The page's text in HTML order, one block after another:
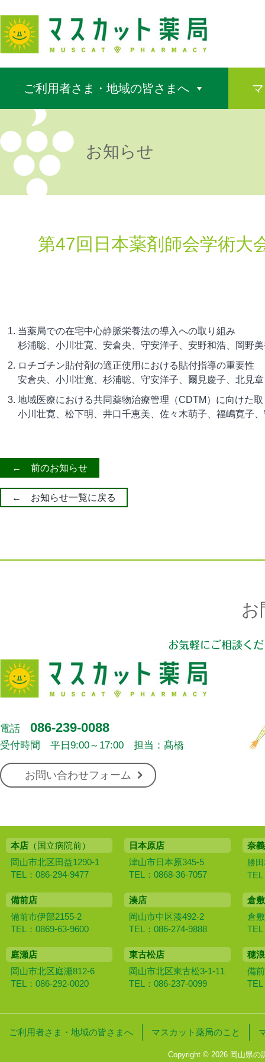
ご利用者さま・地域の皆さまへ
お知らせ
第47回日本薬剤師会学術大
当薬局での在宅中心静脈栄養法の導入への取り組み
杉浦聡、小川壮寛、安倉央、守安洋子、安野和浩、岡野
ロチゴチン貼付剤の適正使用における貼付指導の重要性
安倉央、小川壮寛、杉浦聡、守安洋子、爾見慶子、北見
地域医療における共同薬物治療管理（CDTM）に向けた
小川壮寛、松下明、井口千恵美、佐々木萌子、福嶋寛子
← 前のお知らせ
← お知らせ一覧に戻る
お
お気軽にご相談く
電話 086-239-0088
受付時間 平日9:00～17:00 担当：髙橋
お問い合わせフォーム
本店 （国立病院前）
岡山市北区田益1290-1
TEL：086-294-9477
日本原店
津山市日本原345-5
TEL：0868-36-7057
奈
勝
TEL
備前店
備前市伊部2155-2
TEL：0869-63-9600
湊店
岡山市中区湊492-2
TEL：086-274-9888
倉
倉
TEL
庭瀬店
岡山市北区庭瀬812-6
TEL：086-292-0020
東古松店
岡山市北区東古松3-1-11
TEL：086-237-0099
穂
備
TEL
ご利用者さま・地域の皆さまへ マスカット薬局のこと
Copyright © 2026 岡山県の